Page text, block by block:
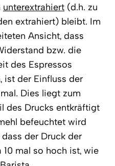
unterextrahiert (d.h. zu
extrahiert) bleibt. Im
Ansicht, dass
bzw. die
des Espressos
ist der Einfluss der
Dies liegt zum
des Drucks entkräftigt
befeuchtet wird
der Druck der
mal so hoch ist, wie